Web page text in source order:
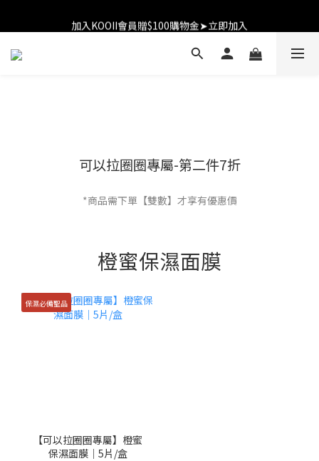
加入KOOII會員贈$100購物金➤立即加入
可以拉圈圈專屬-第二件7折
*商品需下單【雙數】才享有優惠價
橙蜜保濕面膜
保濕必備聖品
【可以拉圈圈專屬】橙蜜
保濕面膜｜5片/盒